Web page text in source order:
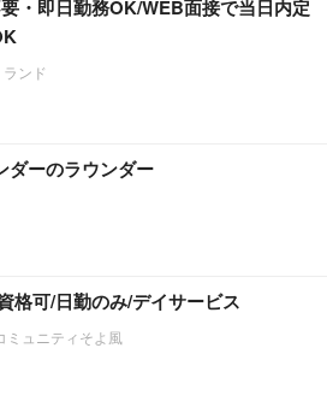
・即日勤務OK/WEB面接で当日内定
ンド
ダーのラウンダー
格可/日勤のみ/デイサービス
ミュニティそよ風